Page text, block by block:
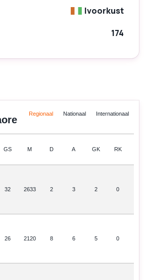
Ivoorkust
174
Regionaal Nationaal Internationaal
GS M D A GK RK
32 2633 2 3 2 0
26 2120 8 6 5 0